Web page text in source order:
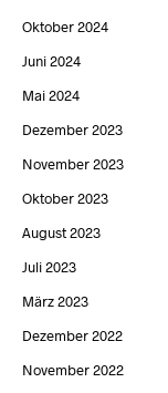
Oktober 2024
Juni 2024
Mai 2024
Dezember 2023
November 2023
Oktober 2023
August 2023
Juli 2023
März 2023
Dezember 2022
November 2022